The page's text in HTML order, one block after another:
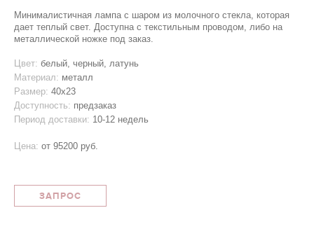
Минималистичная лампа с шаром из молочного стекла, которая
дает теплый свет. Доступна с текстильным проводом, либо на
металлической ножке под заказ.
Цвет: белый, черный, латунь
Материал: металл
Размер: 40х23
Доступность: предзаказ
Период доставки: 10-12 недель
Цена: от 95200 руб.
ЗАПРОС